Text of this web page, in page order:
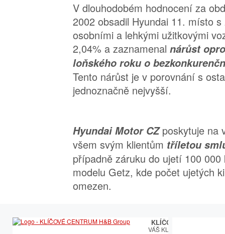
V dlouhodobém hodnocení za
2002 obsadil Hyundai 11. místo
osobními a lehkými užitkovými
2,04% a zaznamenal nárůst
loňského roku o
Tento nárůst je v porovnání s
jednoznačně nejvyšší.
Hyundai Motor CZposkytuje na
všem svým klientům tříletou
případně záruku do ujetí 100
modelu Getz, kde počet ujetých
omezen.
KLÍČOVÉ CENTRUM
VÁŠ KLÍČOVÝ PARTNER